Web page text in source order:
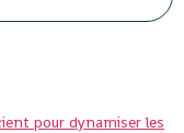
pour dynamiser les